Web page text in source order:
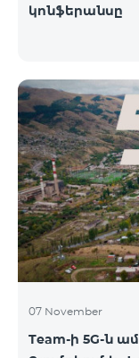
կոնֆերանսը
07 November
Team-ի 5G-ն